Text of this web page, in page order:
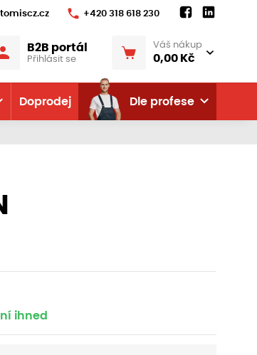
+420 318 618 230
B2B portál
Přihlásit se
Váš nákup
0,00 Kč
Doprodej Dle profese
ihned